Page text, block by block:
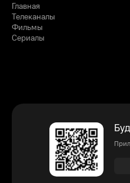
Главная
Телеканалы
Фильмы
Сериалы